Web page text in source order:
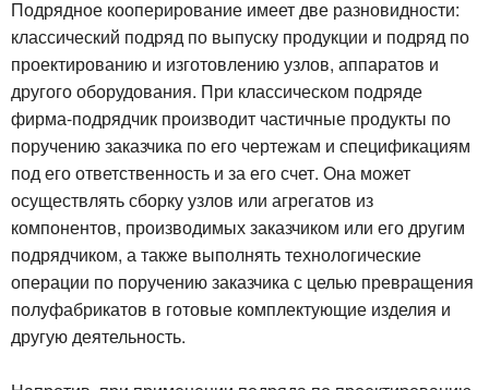
Подрядное кооперирование имеет две разновидности:
классический подряд по выпуску продукции и подряд по
проектированию и изготовлению узлов, аппаратов и
другого оборудования. При классическом подряде
фирма-подрядчик производит частичные продукты по
поручению заказчика по его чертежам и спецификациям
под его ответственность и за его счет. Она может
осуществлять сборку узлов или агрегатов из
компонентов, производимых заказчиком или его другим
подрядчиком, а также выполнять технологические
операции по поручению заказчика с целью превращения
полуфабрикатов в готовые комплектующие изделия и
другую деятельность.